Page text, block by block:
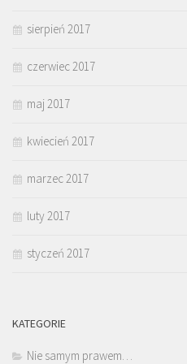
sierpień 2017
czerwiec 2017
maj 2017
kwiecień 2017
marzec 2017
luty 2017
styczeń 2017
KATEGORIE
Nie samym prawem…